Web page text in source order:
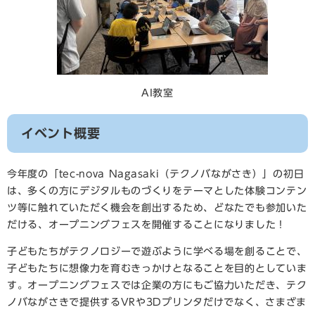
AI教室
イベント概要
今年度の「tec-nova Nagasaki（テクノバながさき）」の初日
は、多くの方にデジタルものづくりをテーマとした体験コンテン
ツ等に触れていただく機会を創出するため、どなたでも参加いた
だける、オープニングフェスを開催することになりました！
子どもたちがテクノロジーで遊ぶように学べる場を創ることで、
子どもたちに想像力を育むきっかけとなることを目的としていま
す。オープニングフェスでは企業の方にもご協力いただき、テク
ノバながさきで提供するVRや3Dプリンタだけでなく、さまざま